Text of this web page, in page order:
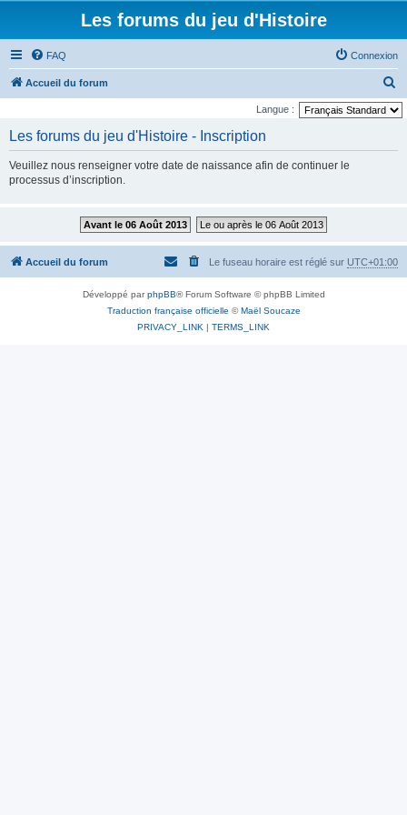
Les forums du jeu d'Histoire
FAQ Connexion
Accueil du forum
e
r
Langue :
Les forums du jeu d'Histoire - Inscription
Veuillez nous renseigner votre date de naissance afin de continuer le
processus d’inscription.
Avant le 06 Août 2013 Le ou après le 06 Août 2013
Accueil du forum Le fuseau horaire est réglé sur UTC+01:00
Développé parphpBB® Forum Software © phpBB Limited
Traduction française officielle ©Maël Soucaze
PRIVACY_LINK | TERMS_LINK